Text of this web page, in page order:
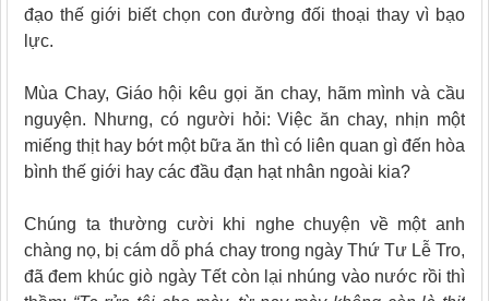
đạo thế giới biết chọn con đường đối thoại thay vì bạo
lực.
Mùa Chay, Giáo hội kêu gọi ăn chay, hãm mình và cầu
nguyện. Nhưng, có người hỏi: Việc ăn chay, nhịn một
miếng thịt hay bớt một bữa ăn thì có liên quan gì đến hòa
bình thế giới hay các đầu đạn hạt nhân ngoài kia?
Chúng ta thường cười khi nghe chuyện về một anh
chàng nọ, bị cám dỗ phá chay trong ngày Thứ Tư Lễ Tro,
đã đem khúc giò ngày Tết còn lại nhúng vào nước rồi thì